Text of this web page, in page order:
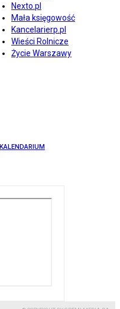
Nexto.pl
Mała księgowość
Kancelarierp.pl
Wieści Rolnicze
Życie Warszawy
KALENDARIUM